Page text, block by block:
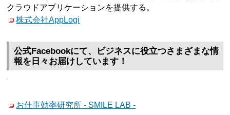
クラウドアプリケーションを提供する。
株式会社AppLogi
公式Facebookにて、ビジネスに役立つさまざまな情
報を日々お届けしています！
お仕事効率研究所 - SMILE LAB -